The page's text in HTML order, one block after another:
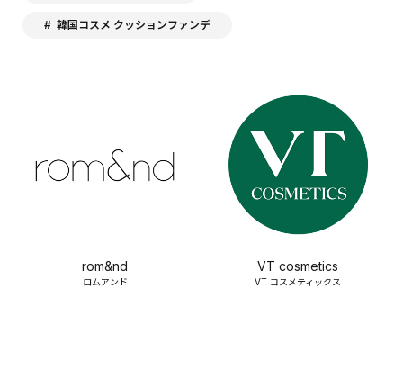
韓国コスメ クッションファンデ
rom&nd
ロムアンド
VT cosmetics
VT コスメティックス